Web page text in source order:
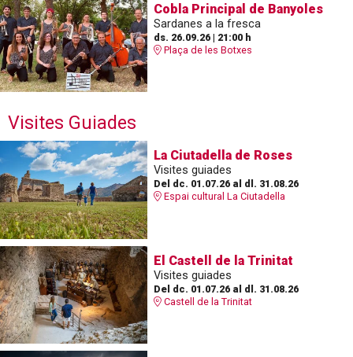
Cobla Principal de Banyoles
Sardanes a la fresca
ds. 26.09.26| 21:00 h
Plaça de les Botxes
Visites Guiades
La Ciutadella de Roses
Visites guiades
Del dc. 01.07.26al dl. 31.08.26
Espai cultural La Ciutadella
El Castell de la Trinitat
Visites guiades
Del dc. 01.07.26al dl. 31.08.26
Castell de la Trinitat